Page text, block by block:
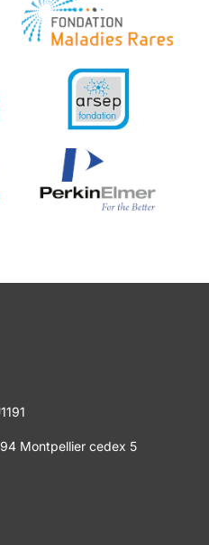
Montpellier cedex 5